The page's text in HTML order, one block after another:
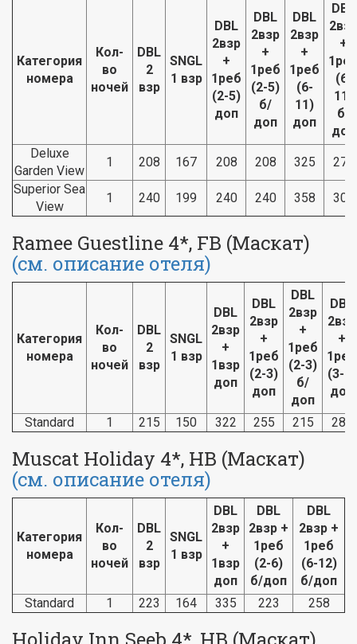
Категория
номера
Кол-
во
ночей
DBL
2
взр
SNGL
1 взр
DBL
2взр
+
1реб
(2-5)
доп
DBL
2взр
+
1реб
(2-5)
б/
доп
DBL
2взр
+
1реб
(6-
11)
доп
DBL
2взр
+
(6-
11)
б/
доп
Deluxe
Garden View
1 208 167 208 208 325
275
Superior Sea
View
1 240 199 240 240 358 308
Ramee Guestline 4*, FB (Маскат)
(см. описание отеля)
Категория
номера
Кол-
во
ночей
DBL
2
взр
SNGL
1 взр
DBL
2взр
+
1взр
доп
DBL
2взр
+
1реб
(2-3)
доп
DBL
2взр
+
1реб
(2-3)
б/
доп
DBL
2взр
+
1реб
(3-7)
доп
Standard 1 215 150 322 255 215 285
Muscat Holiday 4*, HB (Маскат)
(см. описание отеля)
Категория
номера
Кол-
во
ночей
DBL
2
взр
SNGL
1 взр
DBL
2взр
+
1взр
доп
DBL
2взр +
1реб
(2-6)
б/доп
DBL
2взр +
1реб
(6-12)
б/доп
Standard
1 223 164 335 223 258